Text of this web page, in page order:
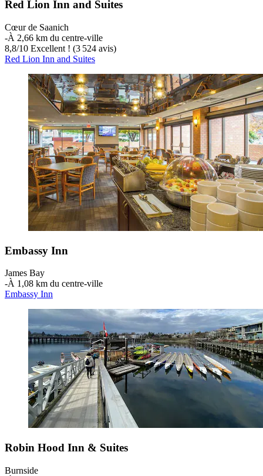
Red Lion Inn and Suites
Cœur de Saanich
‐À 2,66 km du centre-ville
8,8/10 Excellent ! (3 524 avis)
Red Lion Inn and Suites
Embassy Inn
James Bay
‐À 1,08 km du centre-ville
Embassy Inn
Robin Hood Inn & Suites
Burnside